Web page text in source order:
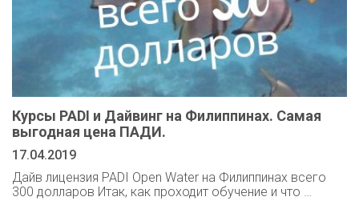
Курсы PADI и Дайвинг на Филиппинах. Самая
выгодная цена ПАДИ.
17.04.2019
Дайв лицензия PADI Open Water на Филиппинах всего
300 долларов Итак, как проходит обучение и что …